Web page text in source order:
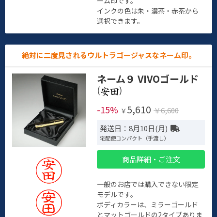
インクの色は朱・濃茶・赤茶から
選択できます。
絶対に二度見されるウルトラゴージャスなネーム印。
ネーム９ VIVOゴールド
(
)
-15% ￥ 5,610 ￥6,600
発送日：8月10日(月)
宅配便コンパクト（手渡し）
商品詳細・ご注文
一般のお店では購入できない限定
モデルです。
ボディカラーは、ミラーゴールド
とマットゴールドの2タイプありま